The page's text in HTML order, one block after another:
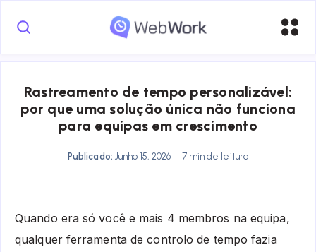
Rastreamento de tempo personalizável:
por que uma solução única não funciona
para equipas em crescimento
Publicado: Junho 15, 2026 7 min de leitura
Quando era só você e mais 4 membros na equipa,
qualquer ferramenta de controlo de tempo fazia